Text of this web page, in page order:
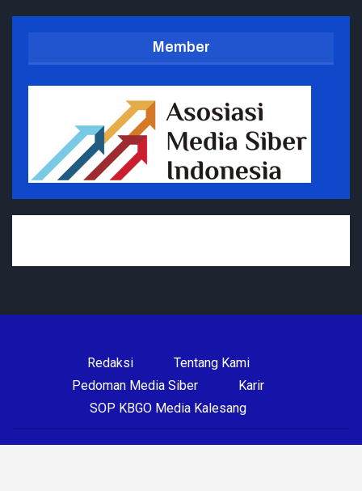
Member
Redaksi
Tentang Kami
Pedoman Media Siber
Karir
SOP KBGO Media Kalesang